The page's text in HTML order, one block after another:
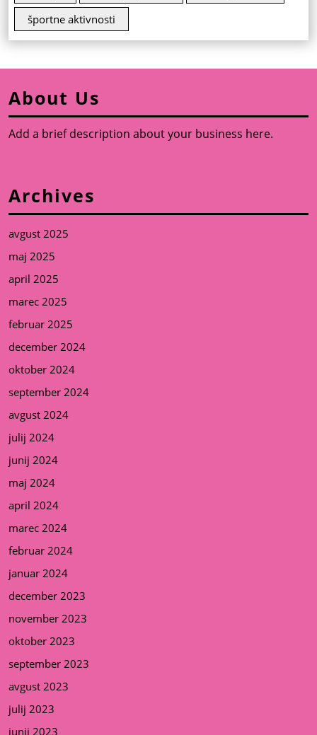
športne aktivnosti
About Us
Add a brief description about your business here.
Archives
avgust 2025
maj 2025
april 2025
marec 2025
februar 2025
december 2024
oktober 2024
september 2024
avgust 2024
julij 2024
junij 2024
maj 2024
april 2024
marec 2024
februar 2024
januar 2024
december 2023
november 2023
oktober 2023
september 2023
avgust 2023
julij 2023
junij 2023